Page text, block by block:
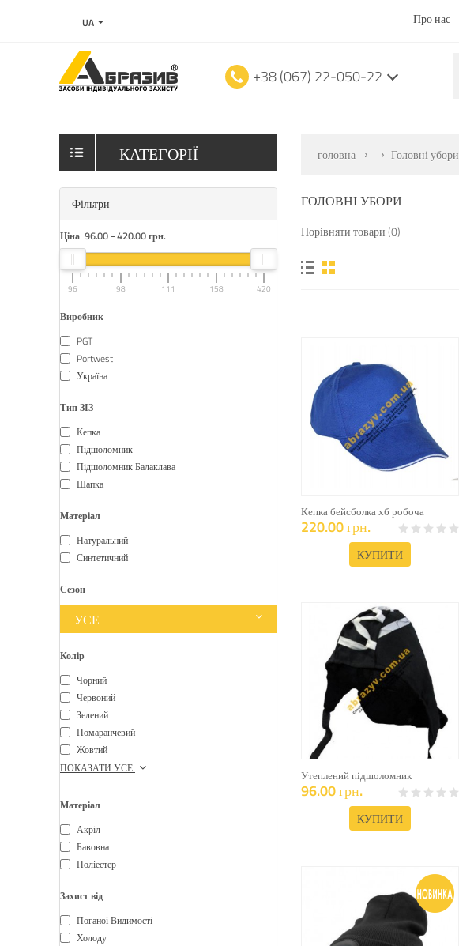
UA Про нас
+38 (067) 22-050-22
КАТЕГОРІЇ
Фільтри
Ціна 96.00-420.00грн.
96 98 111 158 420
Виробник
PGT
Portwest
Україна
Тип ЗІЗ
Кепка
Підшоломник
Підшоломник Балаклава
Шапка
Матеріал
Натуральний
Синтетичний
Сезон
УСЕ
Колір
Чорний
Червоний
Зелений
Помаранчевий
Жовтий
ПОКАЗАТИ УСЕ
Матеріал
Акріл
Бавовна
Поліестер
Захист від
Поганої Видимості
Холоду
головна Головні убори
ГОЛОВНІ УБОРИ
Порівняти товари (0)
Кепка бейсболка хб робоча
220.00 грн.
КУПИТИ
Утеплений підшоломник
96.00 грн.
КУПИТИ